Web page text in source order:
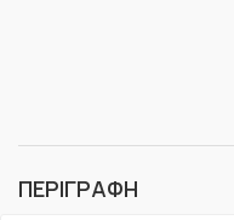
ΠΕΡΙΓΡΑΦΗ